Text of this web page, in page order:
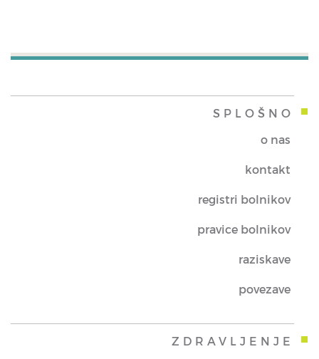
SPLOŠNO
o nas
kontakt
registri bolnikov
pravice bolnikov
raziskave
povezave
ZDRAVLJENJE